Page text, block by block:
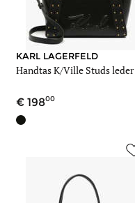
KARL LAGERFELD
Handtas K/Ville Studs leder
19800